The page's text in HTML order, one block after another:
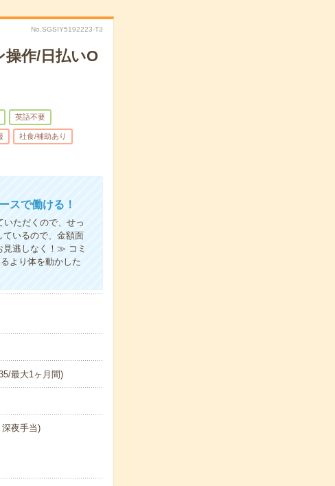
No.SGSIY5192223-T3
操作/日払いO
英語不要
社食/補助あり
スで働ける！
ただくので、せっ
ているので、金額面
見逃しなく！≫ コミ
より体を動かした
最大1ヶ月間)
夜手当)